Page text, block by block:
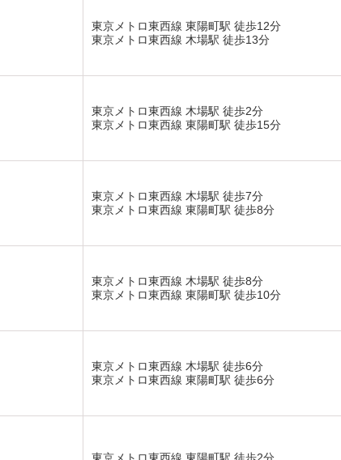
東京メトロ東西線 東陽町駅 徒歩12分
東京メトロ東西線 木場駅 徒歩13分
東京メトロ東西線 木場駅 徒歩2分
東京メトロ東西線 東陽町駅 徒歩15分
東京メトロ東西線 木場駅 徒歩7分
東京メトロ東西線 東陽町駅 徒歩8分
東京メトロ東西線 木場駅 徒歩8分
東京メトロ東西線 東陽町駅 徒歩10分
東京メトロ東西線 木場駅 徒歩6分
東京メトロ東西線 東陽町駅 徒歩6分